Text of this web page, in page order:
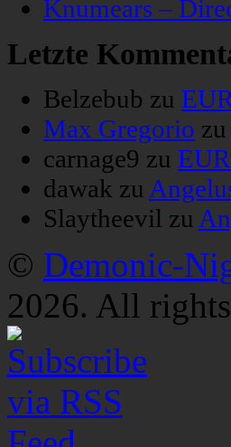
Knumears –
Letzte
Belzebub zu
Max Gregorio zu
carnage9 zu
dawak zu
Slaytheevil zu
© Demonic-
2026. All